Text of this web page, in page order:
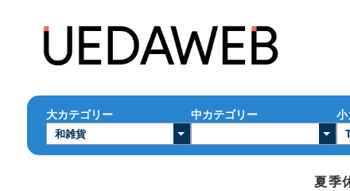
大カテゴリー 中カテゴリー
夏季